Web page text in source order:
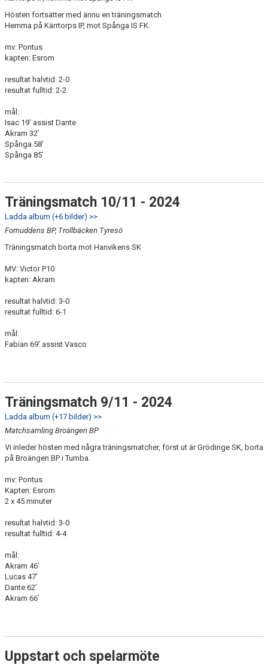
Hösten fortsätter med ännu en träningsmatch.
Hemma på Kärrtorps IP, mot Spånga IS FK.
mv: Pontus
kapten: Esrom
resultat halvtid: 2-0
resultat fulltid: 2-2
mål:
Isac 19’ assist Dante
Akram 32’
Spånga 58’
Spånga 85’
Träningsmatch 10/11 - 2024
Ladda album (+6 bilder) >>
Fornuddens BP, Trollbäcken Tyresö
Träningsmatch borta mot Hanvikens SK
MV: Victor P10
kapten: Akram
resultat halvtid: 3-0
resultat fulltid: 6-1
mål:
Fabian 69’ assist Vasco
Träningsmatch 9/11 - 2024
Ladda album (+17 bilder) >>
Matchsamling Broängen BP
Vi inleder hösten med några träningsmatcher, först ut är Grödinge SK, borta
på Broängen BP i Tumba.
mv: Pontus
Kapten: Esrom
2 x 45 minuter
resultat halvtid: 3-0
resultat fulltid: 4-4
mål:
Akram 46’
Lucas 47’
Dante 62’
Akram 66’
Uppstart och spelarmöte